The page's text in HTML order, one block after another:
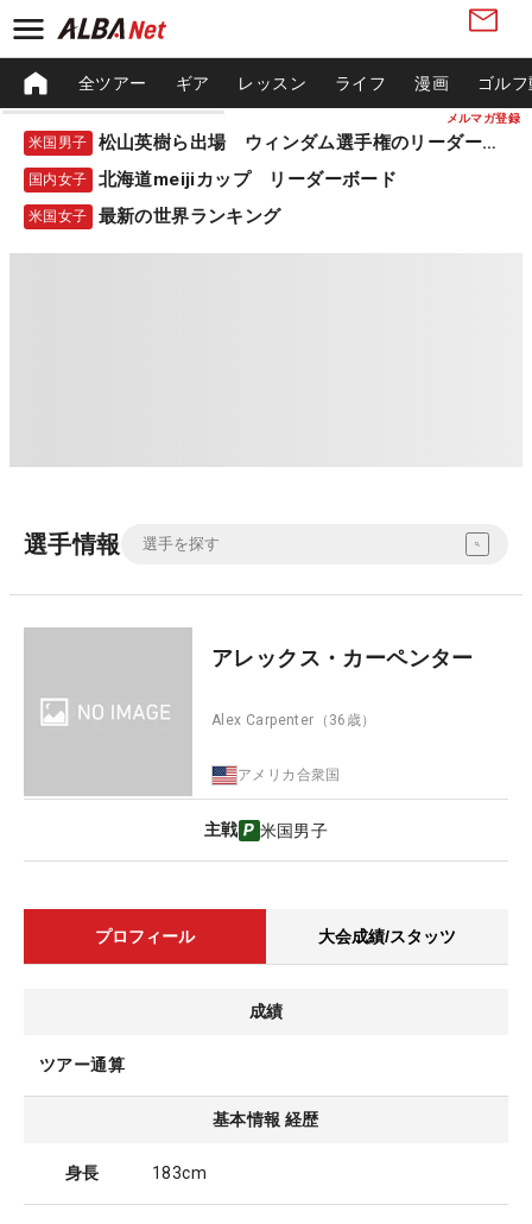
メルマガ登録
全ツアー ギア レッスン ライフ 漫画 ゴル
米国男子 松山英樹ら出場 ウィンダム選手権のリーダーボード
国内女子 北海道meijiカップ リーダーボード
米国女子 最新の世界ランキング
選手情報
アレックス・カーペンター
Alex Carpenter （36歳）
アメリカ合衆国
主戦 米国男子
プロフィール 大会成績/スタッツ
成績
ツアー通算
基本情報 経歴
身長 183cm